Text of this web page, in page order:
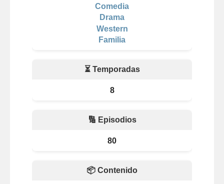
Comedia
Drama
Western
Familia
⏳ Temporadas
8
🔢 Episodios
80
📦 Contenido